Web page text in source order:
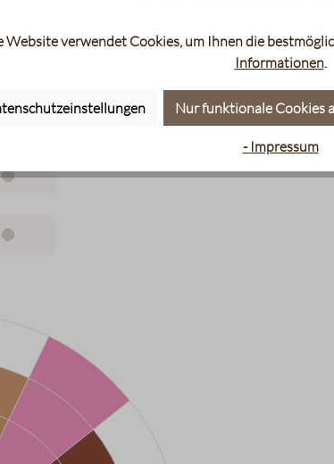
Website verwendet Cookies, um Ihnen die
Informationen.
Nur funktionale Cookies
- Impressum